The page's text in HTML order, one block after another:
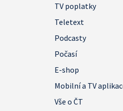
TV poplatky
Teletext
Podcasty
Počasí
E-shop
Mobilní a TV
Vše o ČT